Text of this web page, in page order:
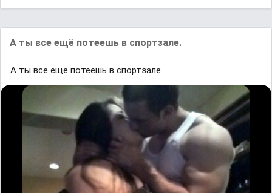
А ты все ещё потеешь в спортзале.
А ты все ещё потеешь в спортзале.